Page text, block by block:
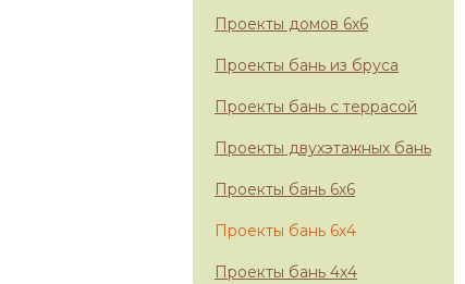
Проекты домов 6х6
Проекты бань из бруса
Проекты бань с террасой
Проекты двухэтажных бань
Проекты бань 6х6
Проекты бань 6х4
Проекты бань 4х4